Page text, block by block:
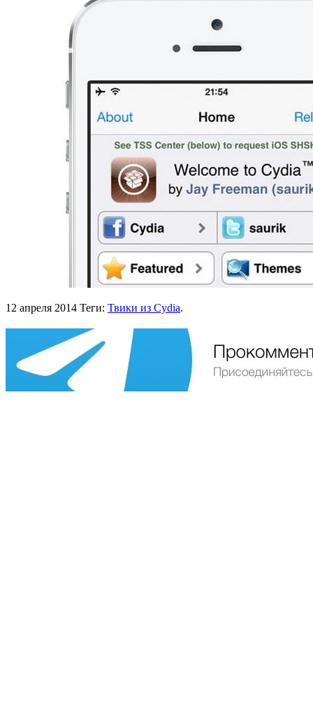
12 апреля 2014 Теги: Твики из Cydia.